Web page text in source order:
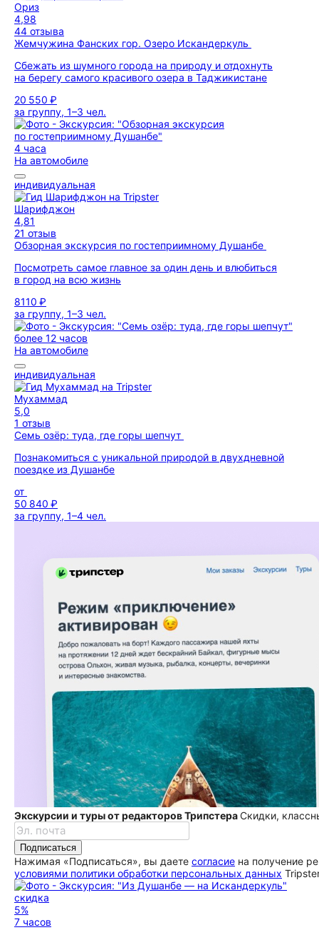
Ориз
4,98
44 отзыва
Жемчужина Фанских гор. Озеро Искандеркуль
Сбежать из шумного города на природу и отдохнуть
на берегу самого красивого озера в Таджикистане
20 550 ₽
за группу, 1–3 чел.
4 часа
На автомобиле
индивидуальная
Шарифджон
4,81
21 отзыв
Обзорная экскурсия по гостеприимному Душанбе
Посмотреть самое главное за один день и влюбиться
в город на всю жизнь
8110 ₽
за группу, 1–3 чел.
более 12 часов
На автомобиле
индивидуальная
Мухаммад
5,0
1 отзыв
Семь озёр: туда, где горы шепчут
Познакомиться с уникальной природой в двухдневной
поездке из Душанбе
от
50 840 ₽
за группу, 1–4 чел.
Экскурсии и туры от редакторов ТрипстераСкидки,
Подписаться
Нажимая «Подписаться», вы даете согласие на получение
условиями политики обработки персональных данных
скидка
5%
7 часов